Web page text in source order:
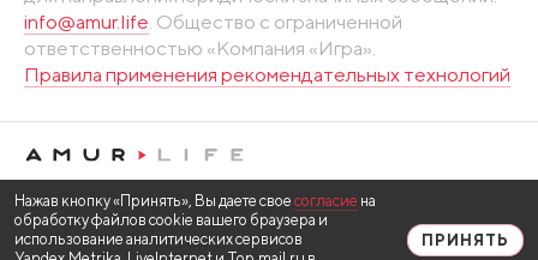
info@amur.life. Общество с ограниченной
ответственностью «Компания «Игра».
Правила применения рекомендательных технологий
Нажав кнопку «Принять», Вы даете свое согласие на
обработку файлов cookie вашего браузера и
использование аналитических сервисов
ПРИНЯТЬ